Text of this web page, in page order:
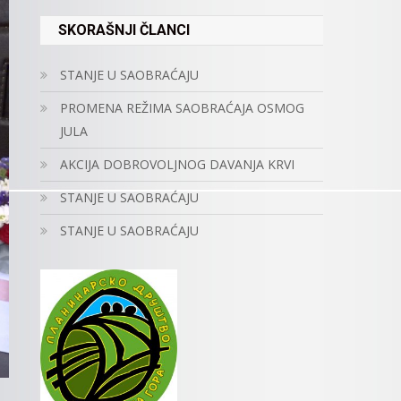
SKORAŠNJI ČLANCI
STANJE U SAOBRAĆAJU
PROMENA REŽIMA SAOBRAĆAJA OSMOG
JULA
AKCIJA DOBROVOLJNOG DAVANJA KRVI
STANJE U SAOBRAĆAJU
STANJE U SAOBRAĆAJU